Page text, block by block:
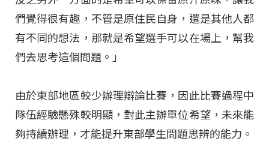
們覺得很有趣，不管是原住民自身，還是其他人都
有不同的想法，那就是希望選手可以在場上，幫我
們去思考這個問題。」
由於東部地區較少辦理辯論比賽，因此比賽過程中
隊伍經驗懸殊較明顯，對此主辦單位希望，未來能
夠持續辦理，才能提升東部學生問題思辨的能力。